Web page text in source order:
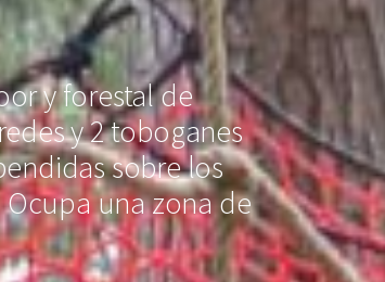
y forestal de
y 2 toboganes
sobre los
una zona de